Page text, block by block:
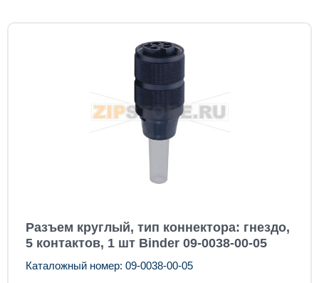
Разъем круглый, тип коннектора: гнездо,
5 контактов, 1 шт Binder 09-0038-00-05
Каталожный номер: 09-0038-00-05